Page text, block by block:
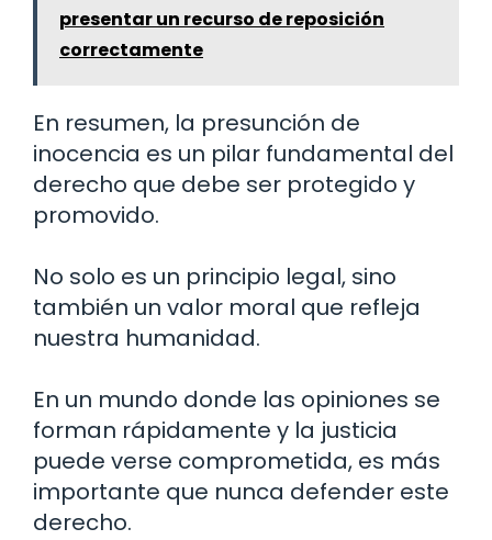
presentar un recurso de reposición
correctamente
En resumen, la presunción de
inocencia es un pilar fundamental del
derecho que debe ser protegido y
promovido.
No solo es un principio legal, sino
también un valor moral que refleja
nuestra humanidad.
En un mundo donde las opiniones se
forman rápidamente y la justicia
puede verse comprometida, es más
importante que nunca defender este
derecho.